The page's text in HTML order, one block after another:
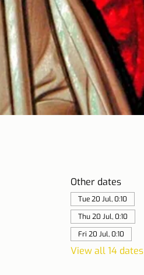
Other dates
Tue 20 Jul, 0:10
Thu 20 Jul, 0:10
Fri 20 Jul, 0:10
View all 14 dates